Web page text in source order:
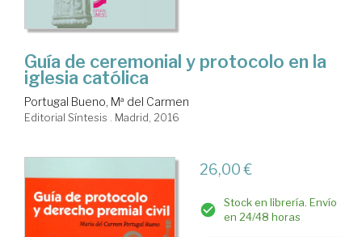
Guía de ceremonial y protocolo en la
iglesia católica
Portugal Bueno, Mª del Carmen
Editorial Síntesis . Madrid, 2016
26,00 €
Stock en librería. Envío
en 24/48 horas